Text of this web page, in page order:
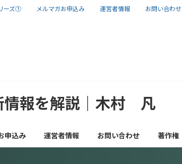
ーズ① メルマガお申込み 運営者情報 お問い合わせ
情報を解説｜木村 凡
申込み 運営者情報 お問い合わせ 著作権